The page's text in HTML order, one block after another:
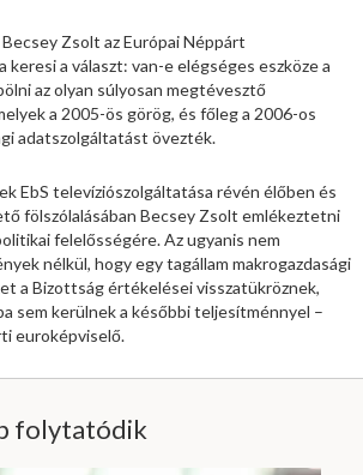
Zsolt az Európai Néppárt
keresi a választ: van-e elégséges eszköze a
az olyan súlyosan megtévesztő
a 2005-ös görög, és főleg a 2006-os
adatszolgáltatást övezték.
EbS televíziószolgáltatása révén élőben és
fölszólalásában Becsey Zsolt emlékeztetni
felelősségére. Az ugyanis nem
nélkül, hogy egy tagállam makrogazdasági
a Bizottság értékelései visszatükröznek,
sem kerülnek a későbbi teljesítménnyel –
euroképviselő.
folytatódik